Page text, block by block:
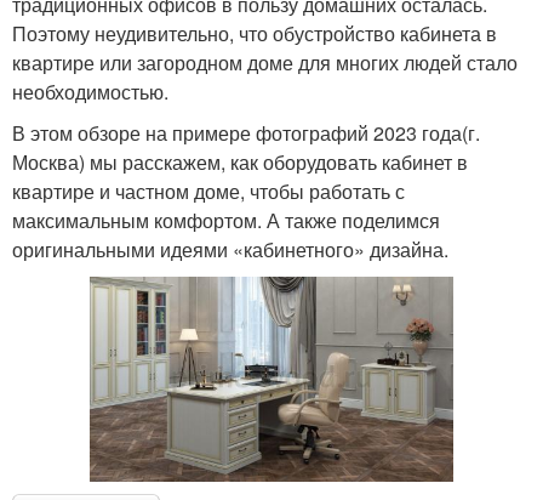
Поэтому неудивительно, что обустройство кабинета в
квартире или загородном доме для многих людей стало
необходимостью.
В этом обзоре на примере фотографий 2023 года(г.
Москва) мы расскажем, как оборудовать кабинет в
квартире и частном доме, чтобы работать с
максимальным комфортом. А также поделимся
оригинальными идеями «кабинетного» дизайна.